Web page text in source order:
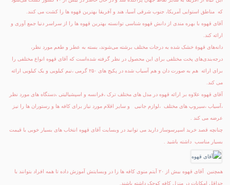
که مناطق استوایی آمریکا، جنوب شرقی آسیا، هند و آفریقا بهترین قهوه ها را کشت می کنند.
آقای قهوه با بهره مندی از دانش قهوه شناسی توانسته بهترین قهوه ها را از سراسر دنیا جمع آوری و
ارائه کند.
دانه‌های قهوهٔ خشک شده به درجات مختلف برشته می‌شوند، بسته به عطر و طعم مورد نظر،
درجه‌بندی‌های پخت مختلفی برای این محصول در نظر گرفته شده‌است که آقای قهوه انواع مختلفی را
برای ارائه هم به صورت دان و هم آسیاب شده در پکیج های ۲۵۰ گرمی ،نیم کیلویی و یک کیلویی ارائه
می کند.
آقای قهوه علاوه بر ارائه قهوه در مدل های مختلف ترک ،فرانسه و اسپشیالیتی ،دستگاه های مورد نظر
،آسیاب ،سیروپ های مختلف ،لوازم جانبی و سایر اقلام مورد نیاز برای کافه ها و رستوران ها را نیز
عرضه می کند .
چنانچه قصدخرید اسپرسوساز دارید می توانید در وبسایت آقای قهوه انتخاب های بسیار خوبی با قیمت
بسیار مناسب داشته باشید .
همچنین آقای قهوه بیش از ۲۰ آیتم منوی کافه ها را در وبسایتش آموزش داده تا همه افراد بتوانند با
حداقل امکانات در منزل کافه کوچک داشته باشند.